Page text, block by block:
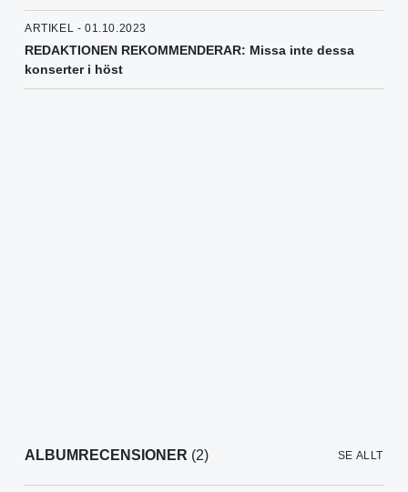
ARTIKEL - 01.10.2023
REDAKTIONEN REKOMMENDERAR: Missa inte dessa
konserter i höst
ALBUMRECENSIONER (2) SE ALLT